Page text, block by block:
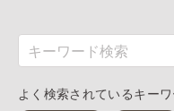
よく検索されているキーワ